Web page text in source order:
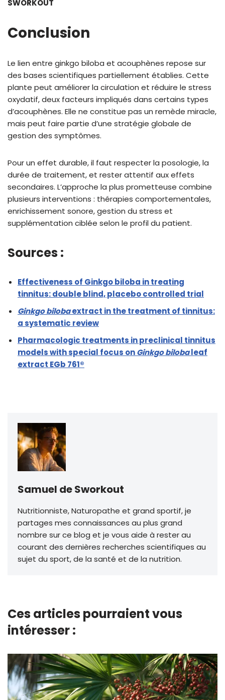
SWORKOUT
Conclusion
Le lien entre ginkgo biloba et acouphènes repose sur
des bases scientifiques partiellement établies. Cette
plante peut améliorer la circulation et réduire le stress
oxydatif, deux facteurs impliqués dans certains types
d’acouphènes. Elle ne constitue pas un remède miracle,
mais peut faire partie d’une stratégie globale de
gestion des symptômes.
Pour un effet durable, il faut respecter la posologie, la
durée de traitement, et rester attentif aux effets
secondaires. L’approche la plus prometteuse combine
plusieurs interventions : thérapies comportementales,
enrichissement sonore, gestion du stress et
supplémentation ciblée selon le profil du patient.
Sources :
Effectiveness of Ginkgo biloba in treating
tinnitus: double blind, placebo controlled trial
Ginkgo bilobaextract in the treatment of tinnitus:
a systematic review
Pharmacologic treatments in preclinical tinnitus
models with special focus onGinkgo bilobaleaf
extract EGb 761®
Samuel de Sworkout
Nutritionniste, Naturopathe et grand sportif, je
partages mes connaissances au plus grand
nombre sur ce blog et je vous aide à rester au
courant des dernières recherches scientifiques au
sujet du sport, de la santé et de la nutrition.
Ces articles pourraient vous
intéresser :